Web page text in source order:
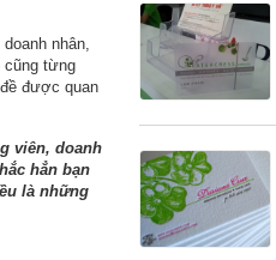
nhân,
cũng từng
được quan
viên, doanh
hẳn bạn
là những